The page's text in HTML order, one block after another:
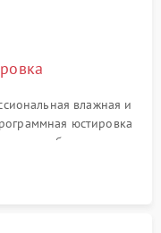
влажная и
юстировка
стабилизатора и
ПО.